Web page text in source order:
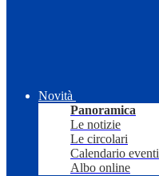
Novità
Panoramica
Le notizie
Le circolari
Calendario eventi
Albo online